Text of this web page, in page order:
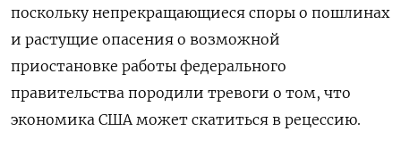
поскольку непрекращающиеся споры о пошлинах
и растущие опасения о возможной
приостановке работы федерального
правительства породили тревоги о том, что
экономика США может скатиться в рецессию.